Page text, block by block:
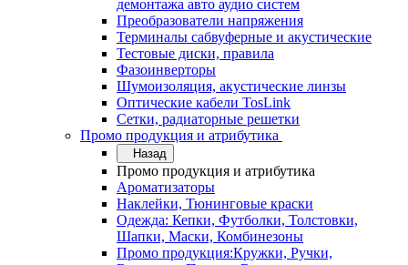
демонтажа авто аудио систем
Преобразователи напряжения
Терминалы сабвуферные и акустические
Тестовые диски, правила
Фазоинверторы
Шумоизоляция, акустические линзы
Оптические кабели TosLink
Сетки, радиаторные решетки
Промо продукция и атрибутика
Назад
Промо продукция и атрибутика
Ароматизаторы
Наклейки, Тюнинговые краски
Одежда: Кепки, Футболки, Толстовки,
Шапки, Маски, Комбинезоны
Промо продукция:Кружки, Ручки,